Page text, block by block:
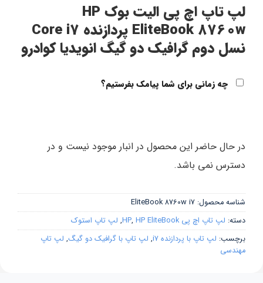
لپ تاپ اچ پی الیت بوک HP
EliteBook 8760w پردازنده Core i7
نسل دوم گرافیک دو گیگ انویدیا کوادرو
چه زمانی برای شما پیامک بفرستیم؟
در حال حاضر این محصول در انبار موجود نیست و در
دسترس نمی باشد.
شناسه محصول: EliteBook 8760w i7
دسته: لپ تاپ اچ پی HP , HP EliteBook
, لپ تاپ استوک
برچسب: لپ تاپ با پردازنده i7 , لپ تاپ با گرافیک دو گیگ, لپ تاپ
مهندسی